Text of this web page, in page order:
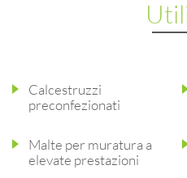
Calcestruzzi
preconfezionati
Malte per muratura a
elevate prestazioni